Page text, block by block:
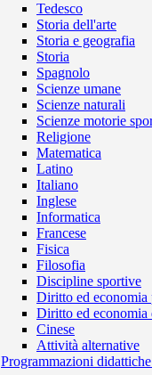
Tedesco
Storia dell'arte
Storia e geografia
Storia
Spagnolo
Scienze umane
Scienze naturali
Scienze motorie
Religione
Matematica
Latino
Italiano
Inglese
Informatica
Francese
Fisica
Filosofia
Discipline sportive
Diritto ed economia
Diritto ed economia
Cinese
Attività alternative
Programmazioni